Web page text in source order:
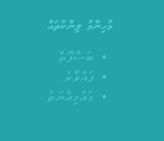
މުހިންމު ލިންކުތައް
ބަސްފޮތް
ފައްވާރު
ގައުމިއްޔަތު